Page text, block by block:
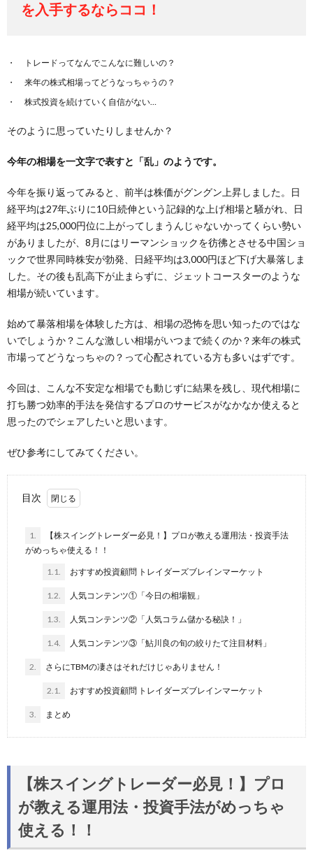
を入手するならココ！
トレードってなんでこんなに難しいの？
来年の株式相場ってどうなっちゃうの？
株式投資を続けていく自信がない…
そのように思っていたりしませんか？
今年の相場を一文字で表すと 「乱」 のようです。
今年を振り返ってみると、前半は株価がグングン上昇しました。日
経平均は27年ぶりに10日続伸という記録的な上げ相場と騒がれ、日
経平均は25,000円位に上がってしまうんじゃないかってくらい勢い
がありましたが、8月にはリーマンショックを彷彿とさせる中国ショ
ックで世界同時株安が勃発、日経平均は3,000円ほど下げ大暴落しま
した。その後も乱高下が止まらずに、ジェットコースターのような
相場が続いています。
始めて暴落相場を体験した方は、相場の恐怖を思い知ったのではな
いでしょうか？こんな激しい相場がいつまで続くのか？来年の株式
市場ってどうなっちゃの？って心配されている方も多いはずです。
今回は、こんな不安定な相場でも動じずに結果を残し、現代相場に
打ち勝つ効率的手法を発信するプロのサービスがなかなか使えると
思ったのでシェアしたいと思います。
ぜひ参考にしてみてください。
目次
1.
【株スイングトレーダー必見！】プロが教える運用法・投資手法
がめっちゃ使える！！
1.1. おすすめ投資顧問 トレイダーズブレインマーケット
1.2. 人気コンテンツ①「今日の相場観」
1.3. 人気コンテンツ②「人気コラム儲かる秘訣！」
1.4. 人気コンテンツ③「鮎川良の旬の絞りたて注目材料」
2. さらにTBMの凄さはそれだけじゃありません！
2.1. おすすめ投資顧問 トレイダーズブレインマーケット
3. まとめ
【株スイングトレーダー必見！】プロ
が教える運用法・投資手法がめっちゃ
使える！！